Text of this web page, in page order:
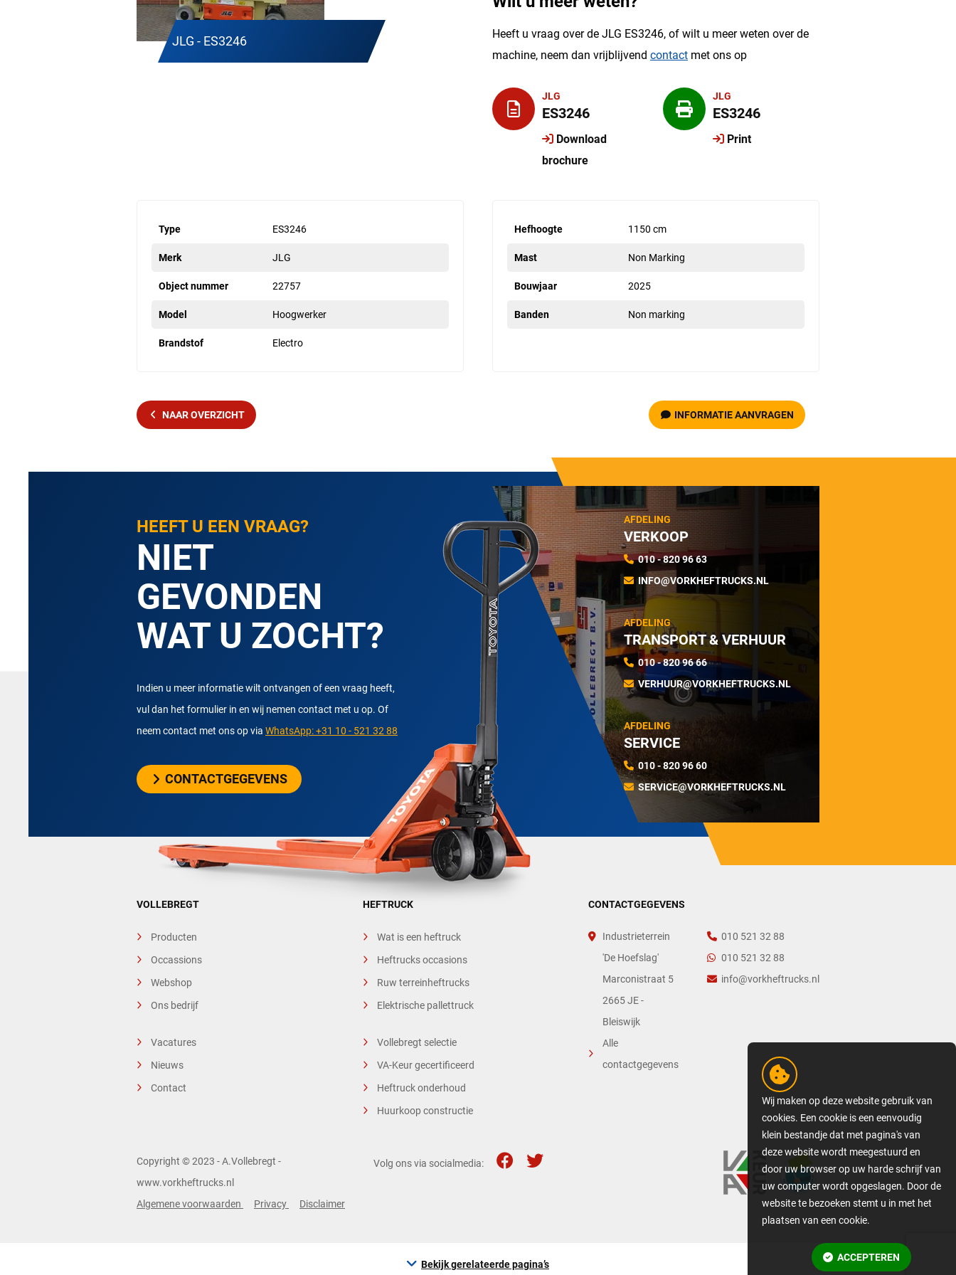
JLG - ES3246
Heeft u vraag over de JLG ES3246, of wilt u meer weten over de
machine, neem dan vrijblijvend contact met ons op
JLG
ES3246
Download
brochure
JLG
ES3246
Print
Type ES3246
Merk JLG
Object nummer 22757
Model Hoogwerker
Brandstof Electro
Hefhoogte 1150 cm
Mast Non Marking
Bouwjaar 2025
Banden Non marking
NAAR OVERZICHT INFORMATIE AANVRAGEN
HEEFT U EEN VRAAG?
NIET
GEVONDEN
WAT U ZOCHT?
Indien u meer informatie wilt ontvangen of een vraag heeft,
vul dan het formulier in en wij nemen contact met u op. Of
neem contact met ons op via WhatsApp: +31 10 - 521 32 88
CONTACTGEGEVENS
AFDELING
VERKOOP
010 - 820 96 63
INFO@VORKHEFTRUCKS.NL
AFDELING
TRANSPORT & VERHUUR
010 - 820 96 66
VERHUUR@VORKHEFTRUCKS.NL
AFDELING
SERVICE
010 - 820 96 60
SERVICE@VORKHEFTRUCKS.NL
VOLLEBREGT
Producten
Occassions
Webshop
Ons bedrijf
Vacatures
Nieuws
Contact
HEFTRUCK
Wat is een heftruck
Heftrucks occasions
Ruw terreinheftrucks
Elektrische pallettruck
Vollebregt selectie
VA-Keur gecertificeerd
Heftruck onderhoud
Huurkoop constructie
CONTACTGEGEVENS
Industrieterrein
'De Hoefslag'
Marconistraat 5
2665 JE -
Bleiswijk
Alle
contactgegevens
010 521 32 88
010 521 32 88
info@vorkheftrucks.nl
Copyright © 2023 - A.Vollebregt -
www.vorkheftrucks.nl
Algemene voorwaarden
Privacy Disclaimer
Volg ons via socialmedia:
Bekijk gerelateerde pagina’s
Wij maken op deze website gebruik van
cookies. Een cookie is een eenvoudig
klein bestandje dat met pagina's van
deze website wordt meegestuurd en
door uw browser op uw harde schrijf van
uw computer wordt opgeslagen. Door de
website te bezoeken stemt u in met het
plaatsen van een cookie.
INFORMATIE
ACCEPTEREN